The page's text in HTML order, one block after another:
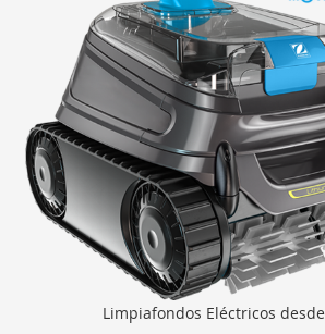
Limpiafondos Eléctricos desde